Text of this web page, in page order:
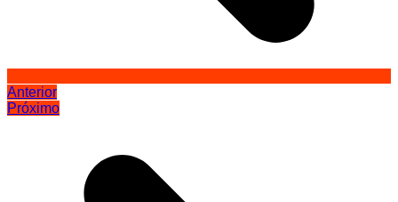
Anterior
Próximo